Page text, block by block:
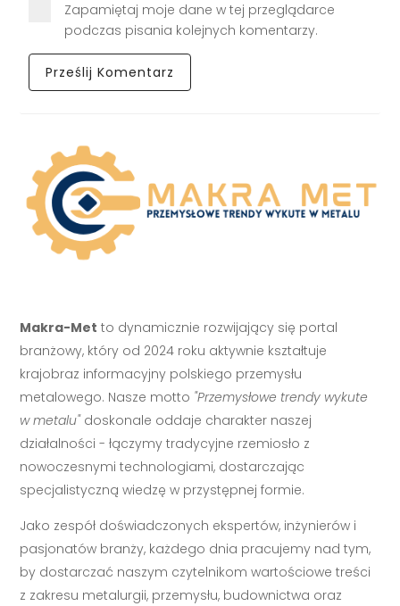
Zapamiętaj moje dane w tej przeglądarce
podczas pisania kolejnych komentarzy.
Makra-Met to dynamicznie rozwijający się portal
branżowy, który od 2024 roku aktywnie kształtuje
krajobraz informacyjny polskiego przemysłu
metalowego. Nasze motto "Przemysłowe trendy wykute
w metalu"doskonale oddaje charakter naszej
działalności - łączymy tradycyjne rzemiosło z
nowoczesnymi technologiami, dostarczając
specjalistyczną wiedzę w przystępnej formie.
Jako zespół doświadczonych ekspertów, inżynierów i
pasjonatów branży, każdego dnia pracujemy nad tym,
by dostarczać naszym czytelnikom wartościowe treści
z zakresu metalurgii, przemysłu, budownictwa oraz